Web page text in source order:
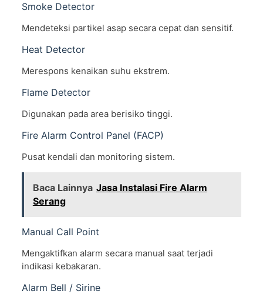
Smoke Detector
Mendeteksi partikel asap secara cepat dan sensitif.
Heat Detector
Merespons kenaikan suhu ekstrem.
Flame Detector
Digunakan pada area berisiko tinggi.
Fire Alarm Control Panel (FACP)
Pusat kendali dan monitoring sistem.
Baca Lainnya Jasa Instalasi Fire Alarm
Serang
Manual Call Point
Mengaktifkan alarm secara manual saat terjadi
indikasi kebakaran.
Alarm Bell / Sirine